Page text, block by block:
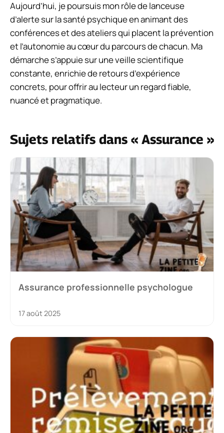
Aujourd’hui, je poursuis mon rôle de lanceuse
d’alerte sur la santé psychique en animant des
conférences et des ateliers qui placent la prévention
et l’autonomie au cœur du parcours de chacun. Ma
démarche s’appuie sur une veille scientifique
constante, enrichie de retours d’expérience
concrets, pour offrir au lecteur un regard fiable,
nuancé et pragmatique.
Sujets relatifs dans « Assurance »
Assurance professionnelle psychologue
17 août 2025